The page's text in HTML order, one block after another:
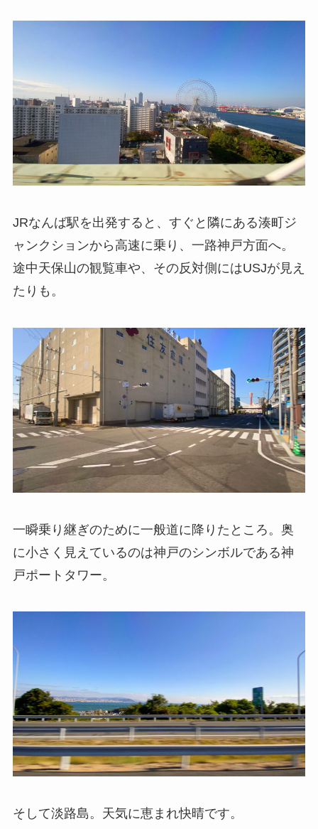
JRなんば駅を出発すると、すぐと隣にある湊町ジ
ャンクションから高速に乗り、一路神戸方面へ。
途中天保山の観覧車や、その反対側にはUSJが見え
たりも。
一瞬乗り継ぎのために一般道に降りたところ。奥
に小さく見えているのは神戸のシンボルである神
戸ポートタワー。
そして淡路島。天気に恵まれ快晴です。